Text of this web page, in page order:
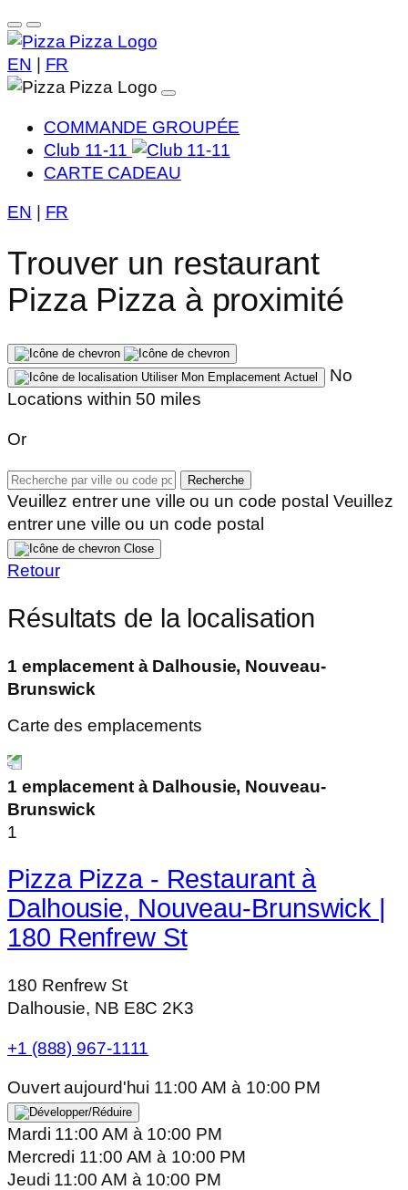
EN FR
COMMANDE GROUPÉE
Club 11-11
CARTE CADEAU
EN FR
Trouver un restaurant
Pizza Pizza à proximité
Utiliser Mon Emplacement Actuel
No
Locations within 50 miles
Or
Recherche
Veuillez entrer une ville ou un code postal Veuillez
entrer une ville ou un code postal
Close
Retour
Résultats de la localisation
1 emplacement à Dalhousie, Nouveau-
Brunswick
Carte des emplacements
1 emplacement à Dalhousie, Nouveau-
Brunswick
1
Pizza Pizza - Restaurant à
Dalhousie, Nouveau-Brunswick |
180 Renfrew St
180 Renfrew St
Dalhousie, NB E8C 2K3
+1 (888) 967-1111
Ouvert aujourd'hui 11:00 AMà 10:00 PM
Mardi 11:00 AM à 10:00 PM
Mercredi 11:00 AMà 10:00 PM
Jeudi 11:00 AM à 10:00 PM